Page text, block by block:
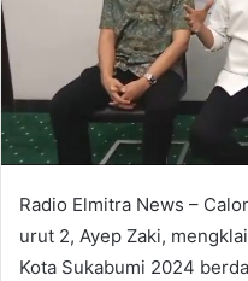
Radio Elmitra News –
urut 2, Ayep Zaki,
Kota Sukabumi 2024